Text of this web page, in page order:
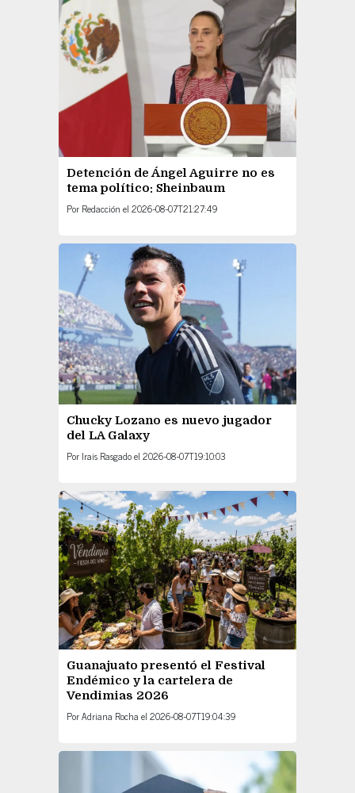
Detención de Ángel Aguirre no es
tema político: Sheinbaum
Por Redacción el 2026-08-07T21:27:49
Chucky Lozano es nuevo jugador
del LA Galaxy
Por Irais Rasgadoel 2026-08-07T19:10:03
Guanajuato presentó el Festival
Endémico y la cartelera de
Vendimias 2026
PorAdriana Rocha el 2026-08-07T19:04:39